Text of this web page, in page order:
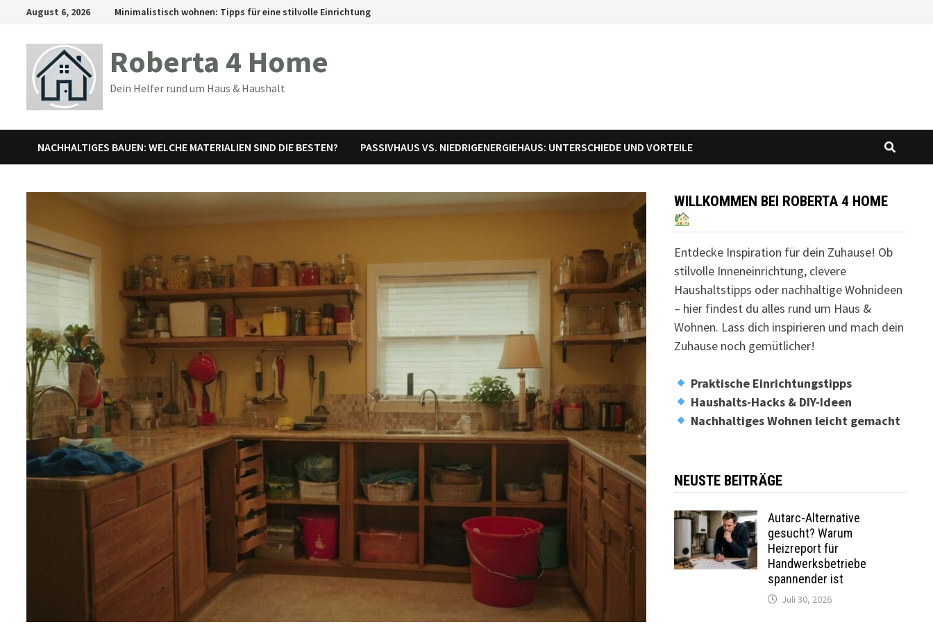
springen
August 6, 2026 Minimalistisch wohnen: Tipps für eine stilvolle Einrichtung
Roberta 4 Home
Dein Helfer rund um Haus & Haushalt
NACHHALTIGES BAUEN: WELCHE MATERIALIEN SIND DIE BESTEN? PASSIVHAUS VS. NIEDRIGENERGIEHAUS: UNTERSCHIEDE UND VORTEILE
WILLKOMMEN BEI ROBERTA 4 HOME
Entdecke Inspiration für dein Zuhause! Ob
stilvolle Inneneinrichtung, clevere
Haushaltstipps oder nachhaltige Wohnideen
– hier findest du alles rund um Haus &
Wohnen. Lass dich inspirieren und mach dein
Zuhause noch gemütlicher!
Praktische Einrichtungstipps
Haushalts-Hacks & DIY-Ideen
Nachhaltiges Wohnen leicht gemacht
NEUSTE BEITRÄGE
Autarc-Alternative
gesucht? Warum
Heizreport für
Handwerksbetriebe
spannender ist
Juli 30, 2026